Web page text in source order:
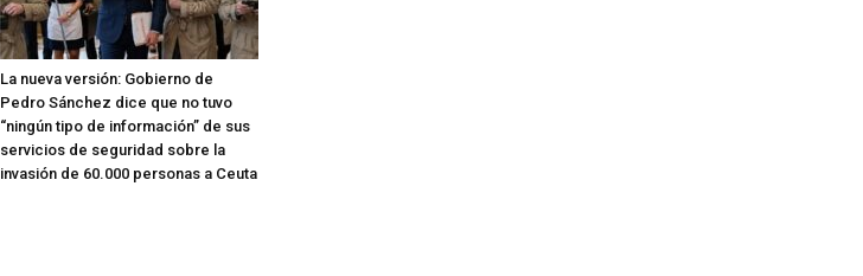
La nueva versión: Gobierno de
Pedro Sánchez dice que no tuvo
“ningún tipo de información” de sus
servicios de seguridad sobre la
invasión de 60.000 personas a Ceuta